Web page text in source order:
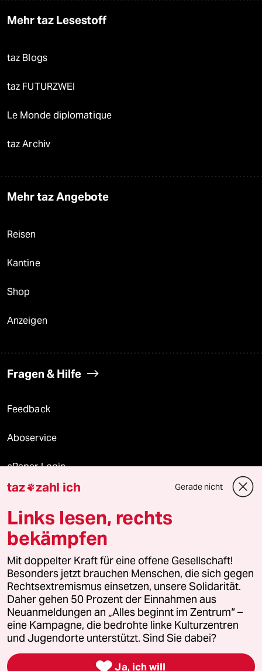
Mehr taz Lesestoff
taz Blogs
taz FUTURZWEI
Le Monde diplomatique
taz Archiv
Mehr taz Angebote
Reisen
Kantine
Shop
Anzeigen
Fragen & Hilfe
Feedback
Aboservice
ePaper Login
Downloads für Abonnierende
© 2026 taz Verlags und Vertriebs GmbH
Alle Rechte vorbehalten. Bei rechtlichen Fragen oder für Genehmigungen
wenden Sie sich bitte an lizenzen@taz.de
Feedback Redaktionsstatut Kommune-Richtlinien
Leitlinie Informant Datenschutz Impressum AGB
Seitenwende Einwilligungen widerrufen (Ads)
taz zahl ich Gerade nicht
Links lesen, rechts
bekämpfen
Mit doppelter Kraft für eine offene Gesellschaft!
Besonders jetzt brauchen Menschen, die sich gegen
Rechtsextremismus einsetzen, unsere Solidarität.
Daher gehen 50 Prozent der Einnahmen aus
Neuanmeldungen an „Alles beginnt im Zentrum“ –
eine Kampagne, die bedrohte linke Kulturzentren
und Jugendorte unterstützt. Sind Sie dabei?
 Ja, ich will